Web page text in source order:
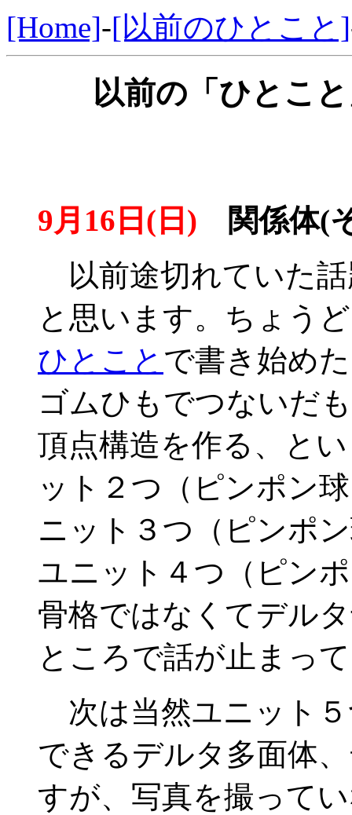
[Home]-[以前のひとこと]
以前の「ひとこ
9月16日(日) 関係体(
以前途切れていた
と思います。ちょう
ひとこと で書き始め
ゴムひもでつないだ
頂点構造を作る、と
ット２つ（ピンポン
ニット３つ（ピンポ
ユニット４つ（ピン
骨格ではなくてデル
ところで話が止まっ
次は当然ユニット
できるデルタ多面体
すが、写真を撮って